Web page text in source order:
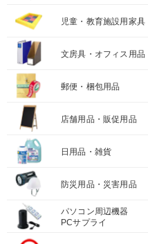
児童・教育施設用家具
文房具・オフィス用品
郵便・梱包用品
店舗用品・販促用品
日用品・雑貨
防災用品・災害用品
パソコン周辺機器
PCサプライ